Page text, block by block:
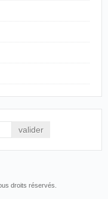
afin
etdroits réservés.